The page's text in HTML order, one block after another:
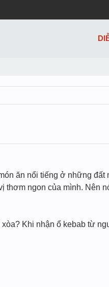
ăn nổi tiếng ở những
ngon của mình. Nên
Khi nhận ổ kebab từ